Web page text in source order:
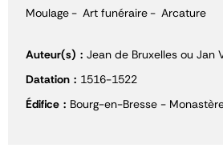
Moulage Art funéraire Arcature
Auteur(s)
Jean de Bruxelles ou Jan
Datation
1516-1522
Édifice
Bourg-en-Bresse -